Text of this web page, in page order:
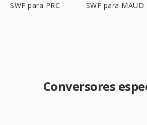
SWF para PRC SWF para MAUD
Conversores